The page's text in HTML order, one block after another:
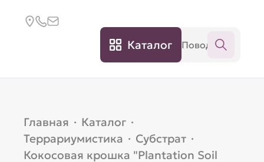
Каталог
Главная · Каталог ·
Террариумистика · Субстрат ·
Кокосовая крошка "Plantation Soil